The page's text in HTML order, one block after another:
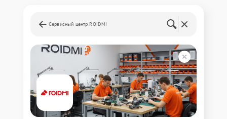
Сервисный центр ROIDMI